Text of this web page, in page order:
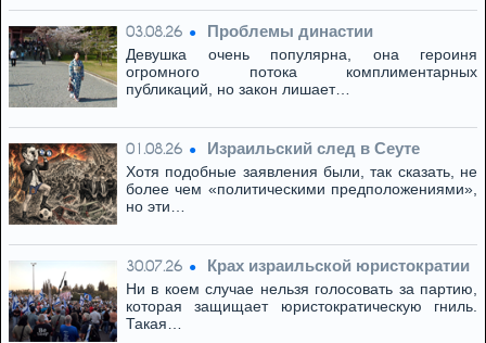
03.08.26 Проблемы династии
Девушка очень популярна, она героиня
огромного потока комплиментарных
публикаций, но закон лишает…
01.08.26 Израильский след в Сеуте
Хотя подобные заявления были, так сказать, не
более чем «политическими предположениями»,
но эти…
30.07.26 Крах израильской юристократии
Ни в коем случае нельзя голосовать за партию,
которая защищает юристократическую гниль.
Такая…